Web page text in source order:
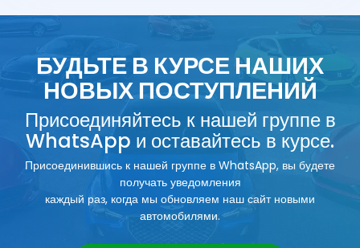
БУДЬТЕ В КУРСЕ НАШИХ
НОВЫХ ПОСТУПЛЕНИЙ
Присоединяйтесь к нашей группе в
WhatsApp и оставайтесь в курсе.
Присоединившись к нашей группе в WhatsApp, вы будете
получать уведомления
каждый раз, когда мы обновляем наш сайт новыми
автомобилями.